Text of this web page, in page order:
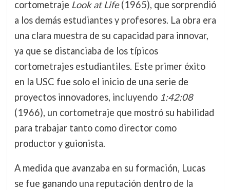
cortometraje Look at Life(1965), que sorprendió
a los demás estudiantes y profesores. La obra era
una clara muestra de su capacidad para innovar,
ya que se distanciaba de los típicos
cortometrajes estudiantiles. Este primer éxito
en la USC fue solo el inicio de una serie de
proyectos innovadores, incluyendo 1:42:08
(1966), un cortometraje que mostró su habilidad
para trabajar tanto como director como
productor y guionista.
A medida que avanzaba en su formación, Lucas
se fue ganando una reputación dentro de la